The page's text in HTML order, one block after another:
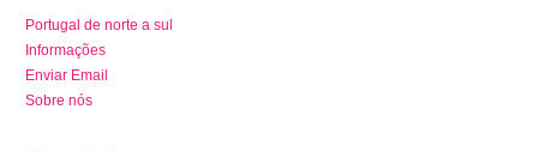
Portugal de norte a sul
Informações
Enviar Email
Sobre nós